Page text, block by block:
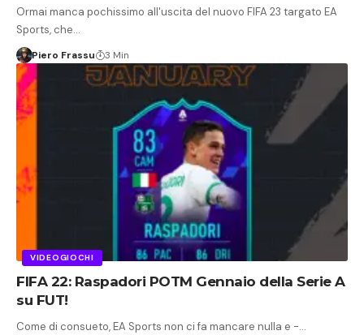
Ormai manca pochissimo all'uscita del nuovo FIFA 23 targato EA
Sports, che…
Piero Frassu 3 Min
VIDEOGIOCHI
FIFA 22: Raspadori POTM Gennaio della Serie A
su FUT!
Come di consueto, EA Sports non ci fa mancare nulla e -…